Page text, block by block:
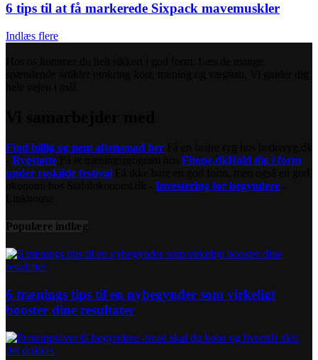
6 tips til at få markerede Sixpack mavemuskler
Indlæs flere
Find billig og nem aftensmad her
Rygstøtte Fitone.dkHold dig i form
under roskilde festival
Investering for begyndere
Populære indlæg
6 trænings tips til en nybegynder som virkeligt
booster dine resultater